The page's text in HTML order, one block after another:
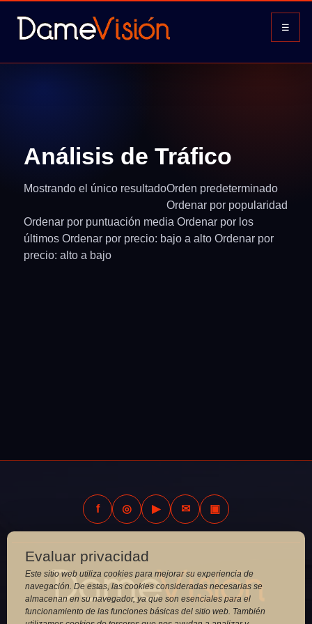
☰
Análisis de Tráfico
Mostrando el único resultadoOrden predeterminado
Ordenar por popularidad
Ordenar por puntuación media Ordenar por los
últimos Ordenar por precio: bajo a alto Ordenar por
precio: alto a bajo
f ◎ ▶ ✉ ▣
Evaluar privacidad
Este sitio web utiliza cookies para mejorar su experiencia de
navegación. De estas, las cookies consideradas necesarias se
almacenan en su navegador, ya que son esenciales para el
funcionamiento de las funciones básicas del sitio web. También